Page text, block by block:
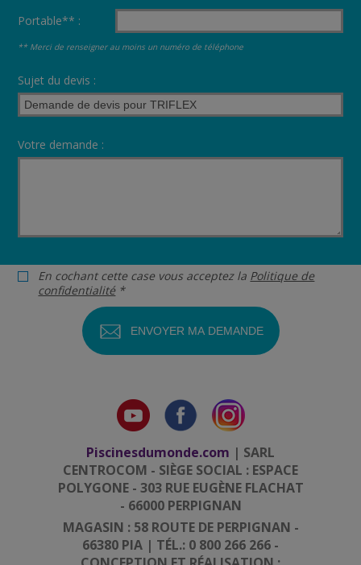
Portable** :
** Merci de renseigner au moins un numéro de téléphone
Sujet du devis :
Votre demande :
En cochant cette case vous acceptez la Politique de
confidentialité*
Piscinesdumonde.com | SARL
CENTROCOM - SIÈGE SOCIAL : ESPACE
POLYGONE - 303 RUE EUGÈNE FLACHAT
- 66000 PERPIGNAN
MAGASIN : 58 ROUTE DE PERPIGNAN -
66380 PIA | TÉL.: 0 800 266 266 -